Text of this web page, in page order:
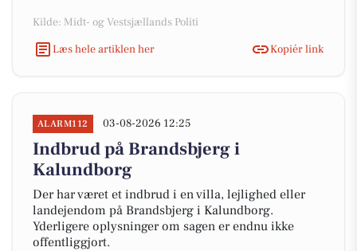
Kilde: Midt- og Vestsjællands Politi
Læs hele artiklen her
Kopiér link
ALARM112 03-08-2026 12:25
Indbrud på Brandsbjerg i
Kalundborg
Der har været et indbrud i en villa, lejlighed eller
landejendom på Brandsbjerg i Kalundborg.
Yderligere oplysninger om sagen er endnu ikke
offentliggjort.